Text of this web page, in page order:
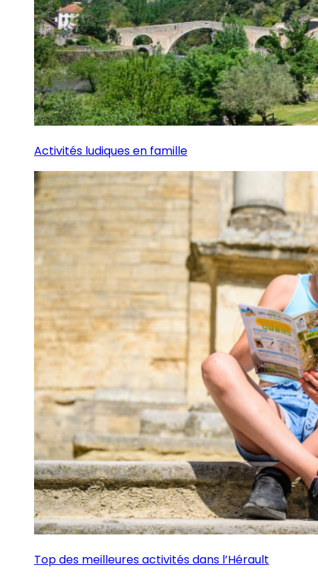
Activités ludiques en famille
Top des meilleures activités dans l’Hérault